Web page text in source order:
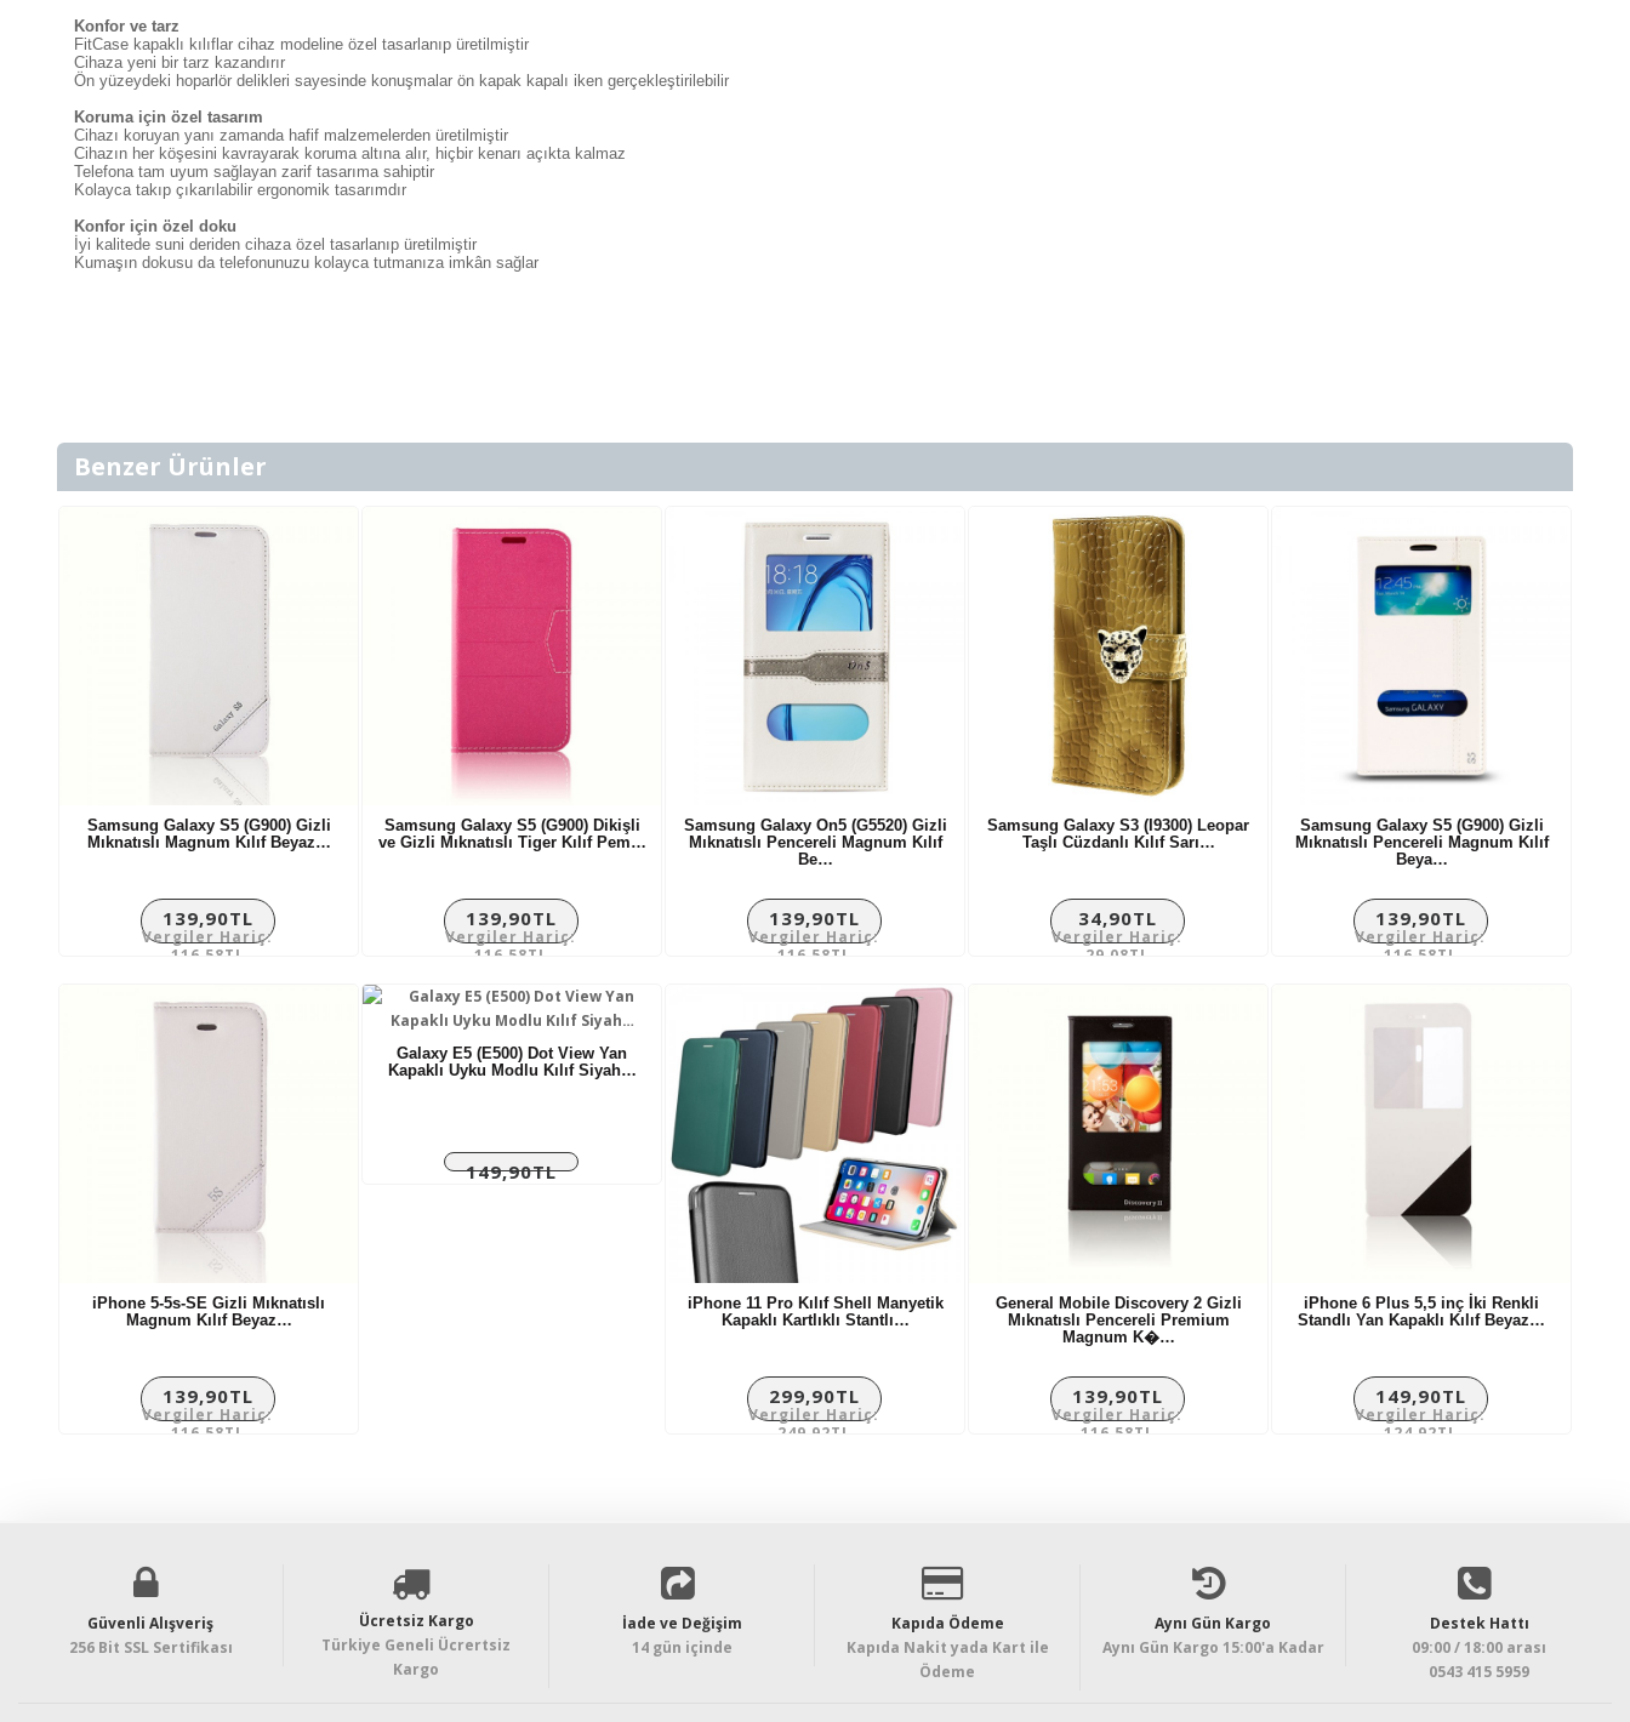
Konfor ve tarz
FitCase kapaklı kılıflar cihaz modeline özel tasarlanıp üretilmiştir
Cihaza yeni bir tarz kazandırır
Ön yüzeydeki hoparlör delikleri sayesinde konuşmalar ön kapak kapalı iken gerçekleştirilebilir
Koruma için özel tasarım
Cihazı koruyan yanı zamanda hafif malzemelerden üretilmiştir
Cihazın her köşesini kavrayarak koruma altına alır, hiçbir kenarı açıkta kalmaz
Telefona tam uyum sağlayan zarif tasarıma sahiptir
Kolayca takıp çıkarılabilir ergonomik tasarımdır
Konfor için özel doku
İyi kalitede suni deriden cihaza özel tasarlanıp üretilmiştir
Kumaşın dokusu da telefonunuzu kolayca tutmanıza imkân sağlar
Benzer Ürünler
Samsung Galaxy S5 (G900) Gizli
Mıknatıslı Magnum Kılıf Beyaz…
139,90TL
Vergiler Hariç:
116,58TL
Samsung Galaxy S5 (G900) Dikişli
ve Gizli Mıknatıslı Tiger Kılıf Pem…
139,90TL
Vergiler Hariç:
116,58TL
Samsung Galaxy On5 (G5520) Gizli
Mıknatıslı Pencereli Magnum Kılıf
Be…
139,90TL
Vergiler Hariç:
116,58TL
Samsung Galaxy S3 (I9300) Leopar
Taşlı Cüzdanlı Kılıf Sarı…
34,90TL
Vergiler Hariç:
29,08TL
Samsung Galaxy S5 (G900) Gizli
Mıknatıslı Pencereli Magnum Kılıf
Beya…
139,90TL
Vergiler Hariç:
116,58TL
iPhone 5-5s-SE Gizli Mıknatıslı
Magnum Kılıf Beyaz…
139,90TL
Vergiler Hariç:
116,58TL
Galaxy E5 (E500) Dot View Yan
Kapaklı Uyku Modlu Kılıf Siyah…
149,90TL
iPhone 11 Pro Kılıf Shell Manyetik
Kapaklı Kartlıklı Stantlı…
299,90TL
Vergiler Hariç:
249,92TL
General Mobile Discovery 2 Gizli
Mıknatıslı Pencereli Premium
Magnum K�…
139,90TL
Vergiler Hariç:
116,58TL
iPhone 6 Plus 5,5 inç İki Renkli
Standlı Yan Kapaklı Kılıf Beyaz…
149,90TL
Vergiler Hariç:
124,92TL
Güvenli Alışveriş
256 Bit SSL Sertifikası
Ücretsiz Kargo
Türkiye Geneli Ücrertsiz
Kargo
İade ve Değişim
14 gün içinde
Kapıda Ödeme
Kapıda Nakit yada Kart ile
Ödeme
Aynı Gün Kargo
Aynı Gün Kargo 15:00'a Kadar
Destek Hattı
09:00 / 18:00 arası
0543 415 5959